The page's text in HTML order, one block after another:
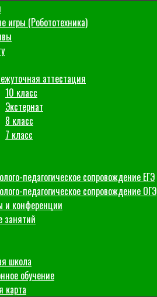
игры (Робототехника)
аттестация
10 класс
Экстернат
8 класс
7 класс
педагогическое сопровождение ЕГЭ
педагогическое сопровождение ОГЭ
и конференции
занятий
школа
обучение
карта